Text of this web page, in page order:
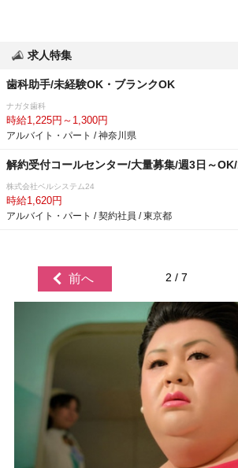
求人特集
歯科助手/未経験OK・ブランクOK
ナガタ歯科
時給1,225円～1,300円
アルバイト・パート / 神奈川県
解約受付コールセンター/大量募集/週3日～
株式会社ベルシステム24
時給1,620円
アルバイト・パート / 契約社員 / 東京都
前へ 2 / 7